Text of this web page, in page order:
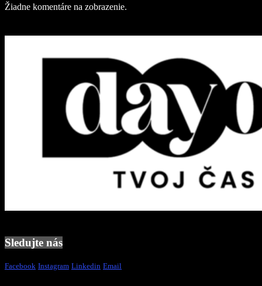
Žiadne komentáre na zobrazenie.
Sledujte nás
Facebook Instagram Linkedin Email